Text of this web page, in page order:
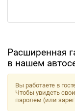
Расширенная
в нашем
Вы работаете в
Чтобы увидеть
паролем (или